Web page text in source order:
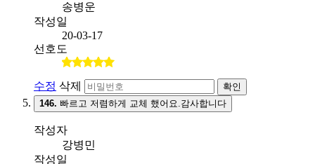
송병운
작성일
20-03-17
선호도
수정 삭제
확인
146. 빠르고 저렴하게 교체 했어요.감사합니다
작성자
강병민
작성일